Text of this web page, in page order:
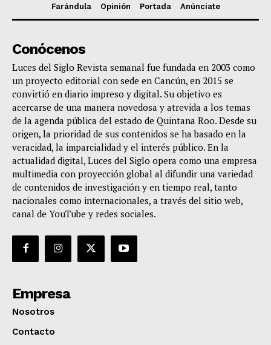
Farándula
Opinión Portada Anúnciate
Conócenos
Luces del Siglo Revista semanal fue fundada en 2003 como
un proyecto editorial con sede en Cancún, en 2015 se
convirtió en diario impreso y digital. Su objetivo es
acercarse de una manera novedosa y atrevida a los temas
de la agenda pública del estado de Quintana Roo. Desde su
origen, la prioridad de sus contenidos se ha basado en la
veracidad, la imparcialidad y el interés público. En la
actualidad digital, Luces del Siglo opera como una empresa
multimedia con proyección global al difundir una variedad
de contenidos de investigación y en tiempo real, tanto
nacionales como internacionales, a través del sitio web,
canal de YouTube y redes sociales.
Empresa
Nosotros
Contacto